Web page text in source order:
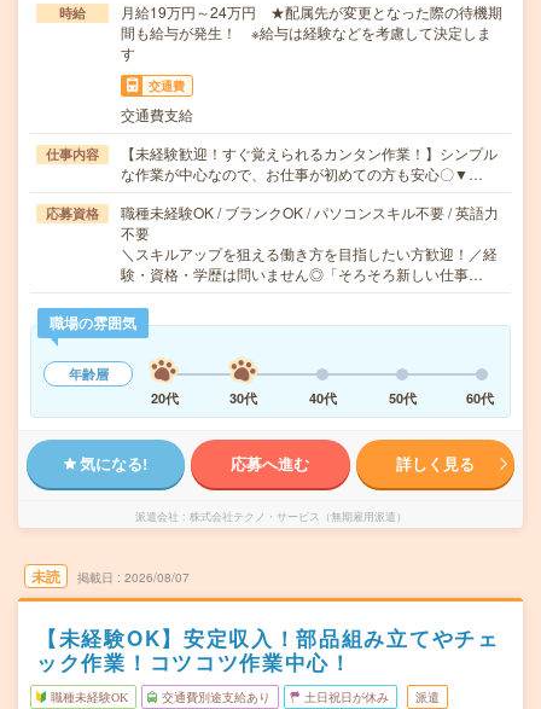
時給
月給19万円～24万円 ★配属先が変更となった際の待機期
間も給与が発生！ ※給与は経験などを考慮して決定しま
す
交通費
交通費支給
仕事内容
【未経験歓迎！すぐ覚えられるカンタン作業！】シンプル
な作業が中心なので、お仕事が初めての方も安心〇▼…
応募資格
職種未経験OK / ブランクOK / パソコンスキル不要 / 英語力
不要
＼スキルアップを狙える働き方を目指したい方歓迎！／経
験・資格・学歴は問いません◎「そろそろ新しい仕事…
職場の雰囲気
年齢層
20代
30代 40代 50代 60代
気になる! 応募へ進む 詳しく見る
派遣会社 株式会社テクノ・サービス（無期雇用派遣）
未読 掲載日 2026/08/07
【未経験OK】安定収入！部品組み立てやチェ
ック作業！コツコツ作業中心！
職種未経験OK 交通費別途支給あり 土日祝日が休み 派遣